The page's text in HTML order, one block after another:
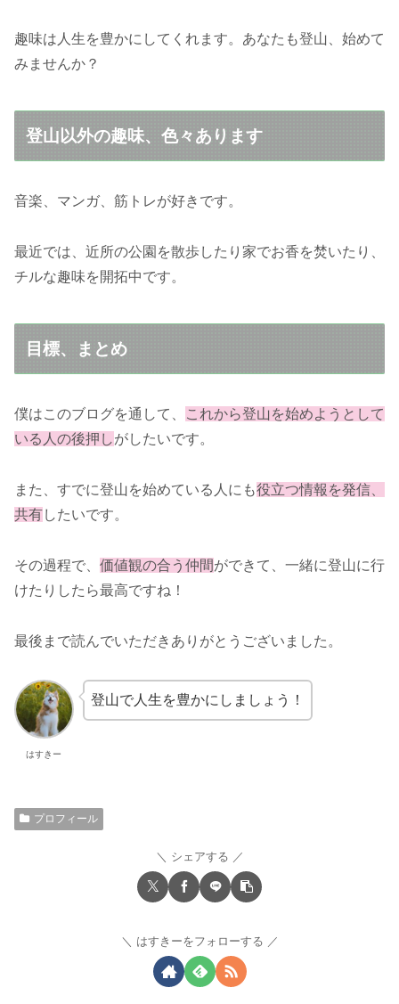
趣味は人生を豊かにしてくれます。あなたも登山、始めて
みませんか？
登山以外の趣味、色々あります
音楽、マンガ、筋トレが好きです。
最近では、近所の公園を散歩したり家でお香を焚いたり、
チルな趣味を開拓中です。
目標、まとめ
僕はこのブログを通して、
これから登山を始めようとして
いる人の後押しがしたいです。
また、すでに登山を始めている人にも役立つ情報を発信、
共有したいです。
その過程で、 価値観の合う仲間ができて、一緒に登山に行
けたりしたら最高ですね！
最後まで読んでいただきありがとうございました。
はすきー
登山で人生を豊かにしましょう！
プロフィール
シェアする
はすきーをフォローする